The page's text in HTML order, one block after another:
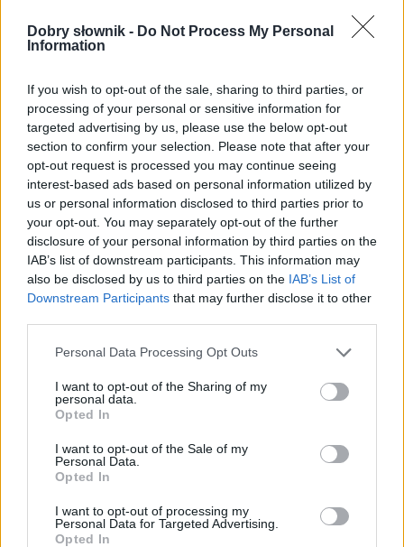
Dobry słownik - Do Not Process My Personal
Information
If you wish to opt-out of the sale, sharing to third parties, or
processing of your personal or sensitive information for
targeted advertising by us, please use the below opt-out
section to confirm your selection. Please note that after your
opt-out request is processed you may continue seeing
interest-based ads based on personal information utilized by
us or personal information disclosed to third parties prior to
your opt-out. You may separately opt-out of the further
disclosure of your personal information by third parties on the
IAB’s list of downstream participants. This information may
also be disclosed by us to third parties on the IAB’s List of
Downstream Participants that may further disclose it to other
Please note that this website/app uses one or more Google
not limited to your visit or usage behaviour. You may click to
grant or deny consent to Google and its third-party tags to
use your data for below specified purposes in below Google
consent section.
Personal Data Processing Opt Outs
I want to opt-out of the Sharing of my
personal data.
Opted In
I want to opt-out of the Sale of my
Personal Data.
Opted In
I want to opt-out of processing my
Personal Data for Targeted Advertising.
Opted In
Kim jest Bozia?
Poślizgnąć się
czy pośliznąć się
Stare słowniki straszą młodą korektę
Ciekawostki
progres— Dawne znaczenie wyrazuprogres
słony— Pochodzenie
gimnazjum— Co w gimnazjum piszczało
środkowojęzykowy
zzuć
cyrylica